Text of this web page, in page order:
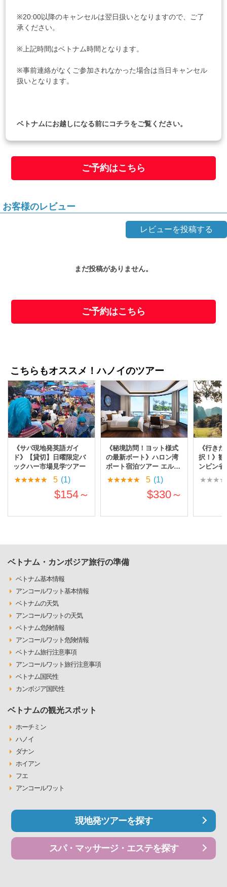
※20:00以降のキャンセルは翌日扱いとなりますので、ご了
承ください。
※上記時間はベトナム時間となります。
※事前連絡がなくご参加されなかった場合は当日キャンセル
扱いとなります。
ベトナムにお越しになる前にコチラをご覧ください。
ご予約はこちら
お客様のレビュー
レビューを投稿する
まだ投稿がありません。
ご予約はこちら
こちらもオススメ！ハノイのツアー
《サパ現地発英語ガイ
ド》【貸切】日曜限定バ
ックハー市場見学ツアー
5 (1)
$154～
《秘境訪問！ヨット様式
の最新ボート》ハロン湾
ボート宿泊ツアー エルメ
ス・クルーズ 5 (1)
$330～
《行き
択！》観
ンビン
まで自
ベトナム・カンボジア旅行の準備
ベトナム基本情報
アンコールワット基本情報
ベトナムの天気
アンコールワットの天気
ベトナム危険情報
アンコールワット危険情報
ベトナム旅行注意事項
アンコールワット旅行注意事項
ベトナム国民性
カンボジア国民性
ベトナムの観光スポット
ホーチミン
ハノイ
ダナン
ホイアン
フエ
アンコールワット
現地発ツアーを探す
スパ・マッサージ・エステを探す